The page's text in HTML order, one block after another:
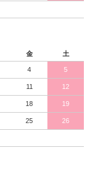
金 土
4 5
11 12
18 19
25 26